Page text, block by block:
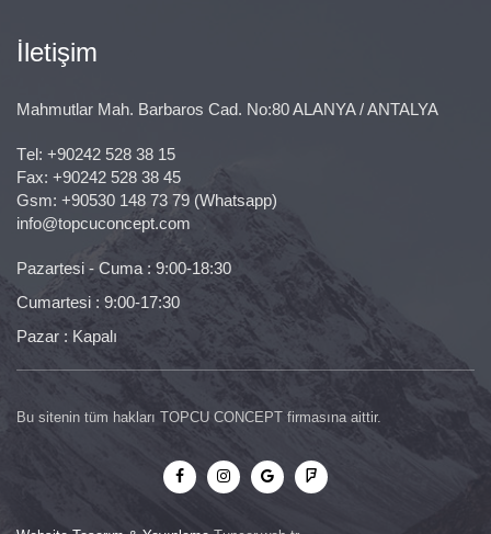
İletişim
Mahmutlar Mah. Barbaros Cad. No:80 ALANYA / ANTALYA
Тel: +90242 528 38 15
Fax: +90242 528 38 45
Gsm: +90530 148 73 79 (Whatsapp)
info@topcuconcept.com
Pazartesi - Cuma : 9:00-18:30
Cumartesi : 9:00-17:30
Pazar : Kapalı
Bu sitenin tüm hakları TOPCU CONCEPT firmasına aittir.